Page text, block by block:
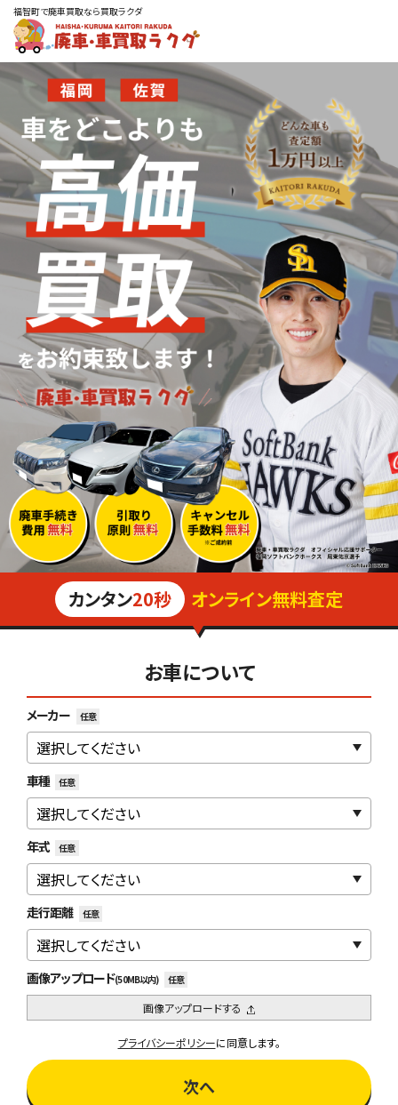
福智町で廃車買取なら買取ラクダ
カンタン20秒 オンライン無料査定
お車について
メーカー 任意
車種 任意
年式 任意
走行距離 任意
画像アップロード(50MB以内) 任意
画像アップロードする
プライバシーポリシーに同意します。
次へ